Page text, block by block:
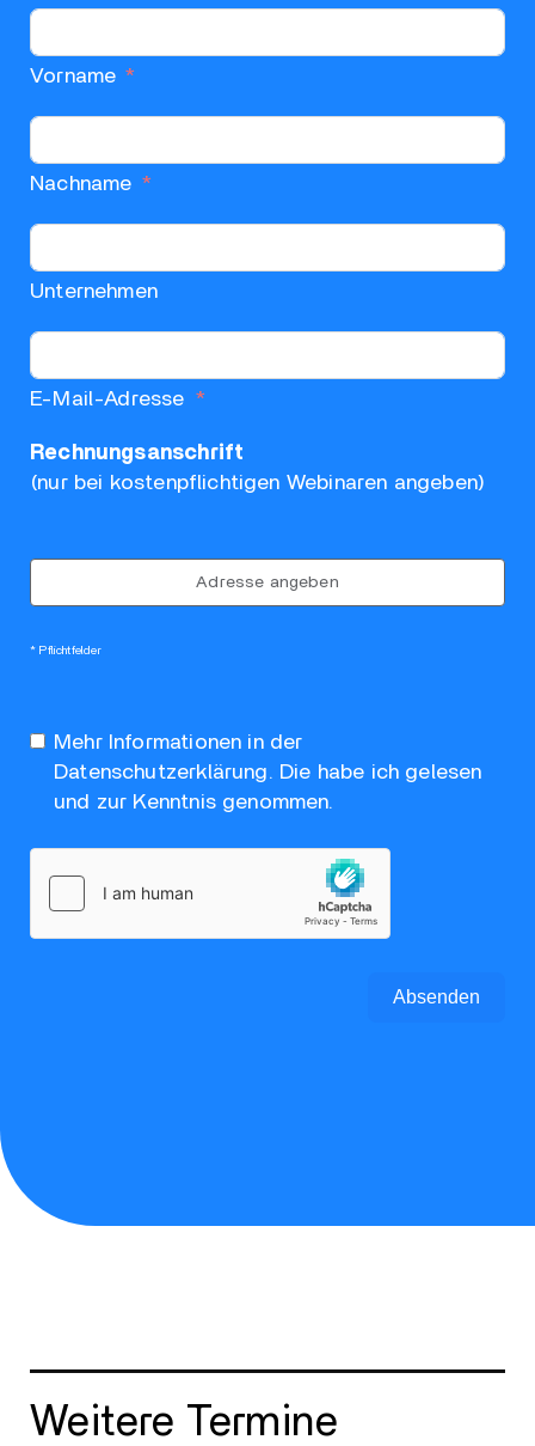
Vorname
Nachname
Unternehmen
E-Mail-Adresse
Rechnungsanschrift
(nur bei kostenpflichtigen Webinaren angeben)
Adresse angeben
* Pflichtfelder
Mehr Informationen in der
Datenschutzerklärung. Die habe ich gelesen
und zur Kenntnis genommen.
Absenden
Weitere Termine